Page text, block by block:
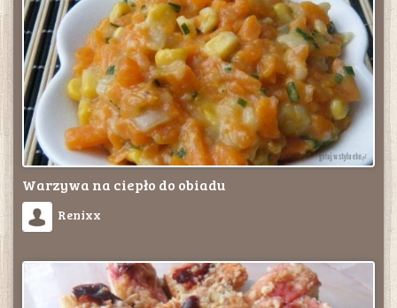
Warzywa na ciepło do obiadu
Renixx